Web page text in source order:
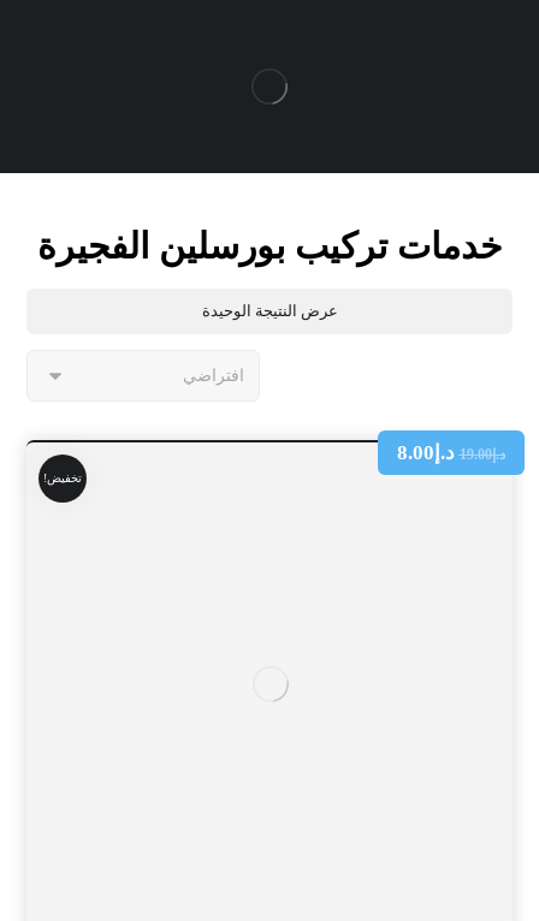
خدمات تركيب بورسلين الفجيرة
عرض النتيجة الوحيدة
تخفيض!
د.إ19.00 د.إ 8.00